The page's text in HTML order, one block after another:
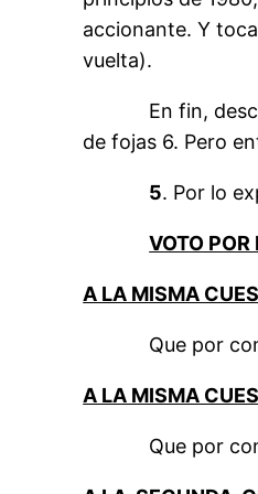
accionante. Y
vuelta).
En fin,
de fojas 6. Pero
5. Por lo
VOTO POR
A LA MISMA
Que por
A LA MISMA
Que por